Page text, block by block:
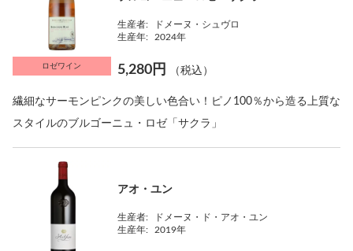
ロゼワイン
生産者:
ドメーヌ・シュヴロ
生産年:
2024年
5,280円 （税込）
繊細なサーモンピンクの美しい色合い！ピノ100％から造る上質な
スタイルのブルゴーニュ・ロゼ「サクラ」
アオ・ユン
生産者:
ドメーヌ・ド・アオ・ユン
生産年:
2019年